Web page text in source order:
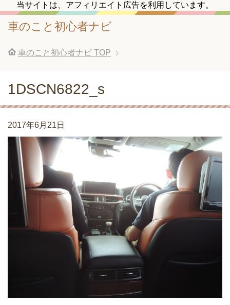
当サイトは、アフィリエイト広告を利用しています。
車のこと初心者ナビ
車のこと初心者ナビ TOP
1DSCN6822_s
2017年6月21日